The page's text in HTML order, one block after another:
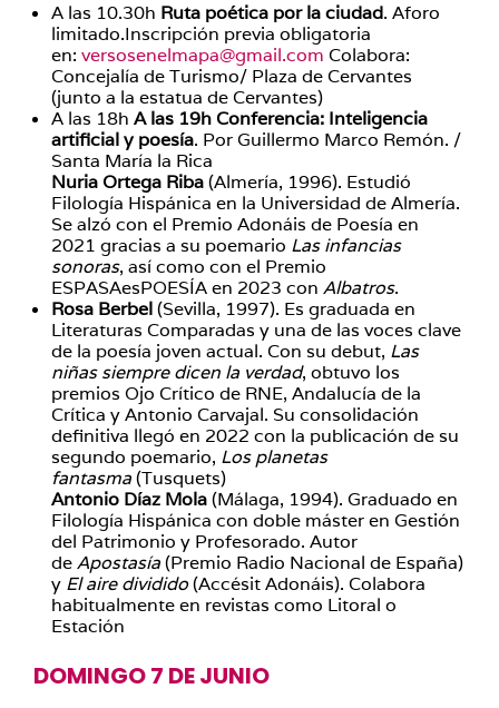
A las 10.30h Ruta poética por la ciudad. Aforo
limitado.Inscripción previa obligatoria
en: versosenelmapa@gmail.com Colabora:
Concejalía de Turismo/ Plaza de Cervantes
(junto a la estatua de Cervantes)
A las 18h A las 19h Conferencia: Inteligencia
artificial y poesía. Por Guillermo Marco Remón. /
Santa María la Rica
Nuria Ortega Riba(Almería, 1996). Estudió
Filología Hispánica en la Universidad de Almería.
Se alzó con el Premio Adonáis de Poesía en
2021 gracias a su poemario Las infancias
sonoras, así como con el Premio
ESPASAesPOESÍA en 2023 con Albatros.
Rosa Berbel(Sevilla, 1997). Es graduada en
Literaturas Comparadas y una de las voces clave
de la poesía joven actual. Con su debut, Las
niñas siempre dicen la verdad, obtuvo los
premios Ojo Crítico de RNE, Andalucía de la
Crítica y Antonio Carvajal. Su consolidación
definitiva llegó en 2022 con la publicación de su
segundo poemario, Los planetas
fantasma(Tusquets)
Antonio Díaz Mola(Málaga, 1994). Graduado en
Filología Hispánica con doble máster en Gestión
del Patrimonio y Profesorado. Autor
deApostasía(Premio Radio Nacional de España)
y El aire dividido(Accésit Adonáis). Colabora
habitualmente en revistas como Litoral o
Estación
DOMINGO 7 DE JUNIO